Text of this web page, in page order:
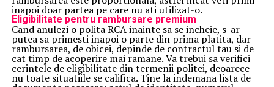
inapoi doar partea pe care nu ati utilizat-o.
Eligibilitate pentru rambursare premium
Cand anulezi o polita RCA inainte sa se incheie, s-ar
putea sa primesti inapoi o parte din prima platita, dar
rambursarea, de obicei, depinde de contractul tau si de
cat timp de acoperire mai ramane. Va trebui sa verifici
cerintele de eligibilitate din termenii politei, deoarece
nu toate situatiile se califica. Tine la indemana lista de